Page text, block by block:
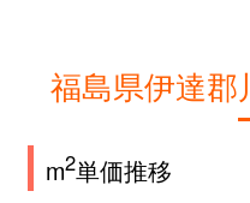
福島県伊達
m2単価推移